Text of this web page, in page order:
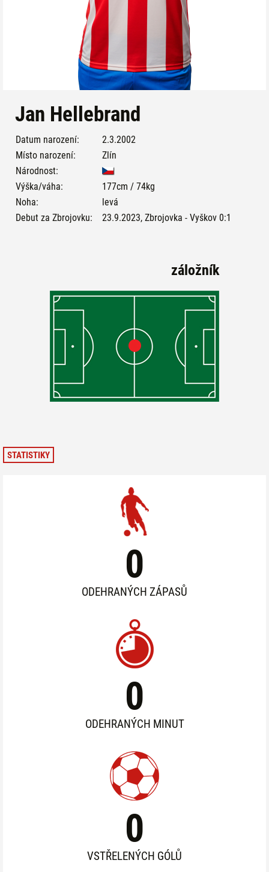
Jan Hellebrand
Datum narození:
2.3.2002
Místo narození:
Zlín
Národnost:
Výška/váha:
177cm / 74kg
Noha:
levá
Debut za Zbrojovku:
23.9.2023, Zbrojovka - Vyškov 0:1
záložník
STATISTIKY
0
ODEHRANÝCH ZÁPASŮ
0
ODEHRANÝCH MINUT
0
VSTŘELENÝCH GÓLŮ